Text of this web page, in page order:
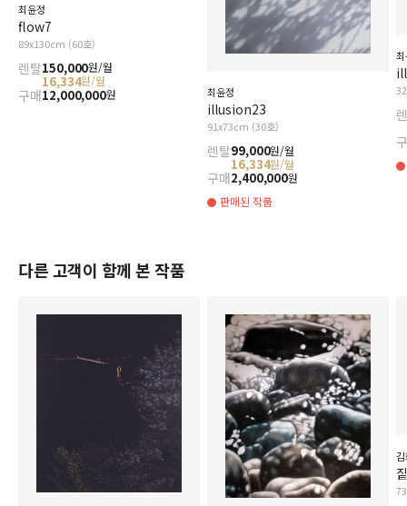
최윤정
flow7
89x130cm (60호)
렌탈150,000원/월
16,334원/월
구매12,000,000원 최윤정
illusion23
91x73cm (30호)
렌탈99,000원/월
16,334원/월
구매2,400,000원
판매된 작품
다른 고객이 함께 본 작품